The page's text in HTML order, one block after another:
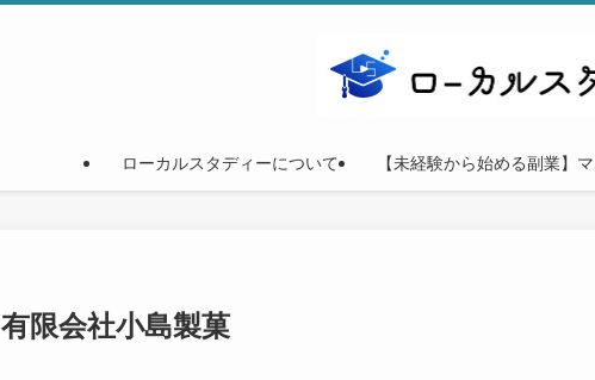
ローカルスタディーについて 【未経験から始める副業】
有限会社小島製菓